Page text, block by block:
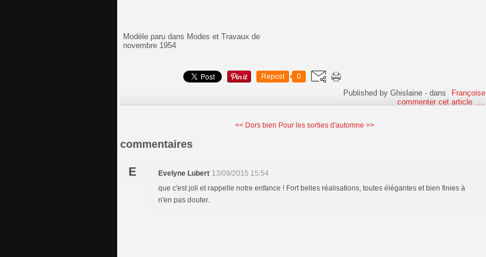
Modèle paru dans Modes et Travaux de
novembre 1954
Repost 0
Published by Ghislaine -dans
Françoise
commenter cet article
<< Dors bien Pour les sorties d'automne >>
commentaires
E Evelyne Lubert 13/09/2015 15:54
que c'est joli et rappelle notre enfance ! Fort belles réalisations, toutes élégantes et bien finies à
n'en pas douter.